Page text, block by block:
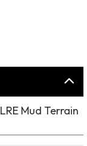
Mud Terrain